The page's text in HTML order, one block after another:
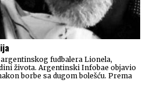
fudbalera Lionela,
života. Argentinski Infobae objavio
borbe sa dugom bolešću. Prema